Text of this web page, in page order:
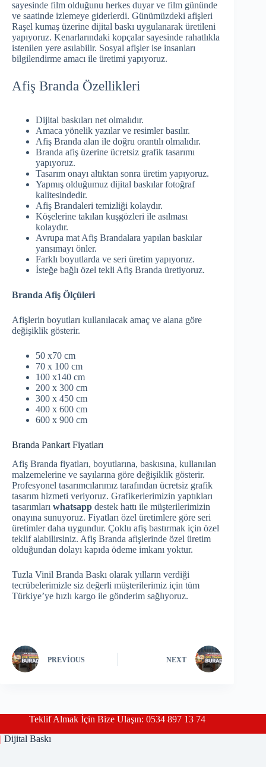
sayesinde film olduğunu herkes duyar ve film gününde
ve saatinde izlemeye giderlerdi. Günümüzdeki afişleri
Raşel kumaş üzerine dijital baskı uygulanarak üretileni
yapıyoruz. Kenarlarındaki kopçalar sayesinde rahatlıkla
istenilen yere asılabilir. Sosyal afişler ise insanları
bilgilendirme amacı ile üretimi yapıyoruz.
Afiş Branda Özellikleri
Dijital baskıları net olmalıdır.
Amaca yönelik yazılar ve resimler basılır.
Afiş Branda alan ile doğru orantılı olmalıdır.
Branda afiş üzerine ücretsiz grafik tasarımı
yapıyoruz.
Tasarım onayı altıktan sonra üretim yapıyoruz.
Yapmış olduğumuz dijital baskılar fotoğraf
kalitesindedir.
Afiş Brandaleri temizliği kolaydır.
Köşelerine takılan kuşgözleri ile asılması
kolaydır.
Avrupa mat Afiş Brandalara yapılan baskılar
yansımayı önler.
Farklı boyutlarda ve seri üretim yapıyoruz.
İsteğe bağlı özel tekli Afiş Branda üretiyoruz.
Branda Afiş Ölçüleri
Afişlerin boyutları kullanılacak amaç ve alana göre
değişiklik gösterir.
50 x70 cm
70 x 100 cm
100 x140 cm
200 x 300 cm
300 x 450 cm
400 x 600 cm
600 x 900 cm
Branda Pankart Fiyatları
Afiş Branda fiyatları, boyutlarına, baskısına, kullanılan
malzemelerine ve sayılarına göre değişiklik gösterir.
Profesyonel tasarımcılarımız tarafından ücretsiz grafik
tasarım hizmeti veriyoruz. Grafikerlerimizin yaptıkları
tasarımları whatsapp destek hattı ile müşterilerimizin
onayına sunuyoruz. Fiyatları özel üretimlere göre seri
üretimler daha uygundur. Çoklu afiş bastırmak için özel
teklif alabilirsiniz. Afiş Branda afişlerinde özel üretim
olduğundan dolayı kapıda ödeme imkanı yoktur.
Tuzla Vinil Branda Baskı olarak yılların verdiği
tecrübelerimizle siz değerli müşterilerimiz için tüm
Türkiye’ye hızlı kargo ile gönderim sağlıyoruz.
PREVIOUS NEXT
Teklif Almak İçin Bize Ulaşın: 0534 897 13 74
| Dijital Baskı